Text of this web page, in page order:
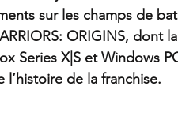
sur les champs de
ORIGINS, dont
Series X|S et Windows
de la franchise.